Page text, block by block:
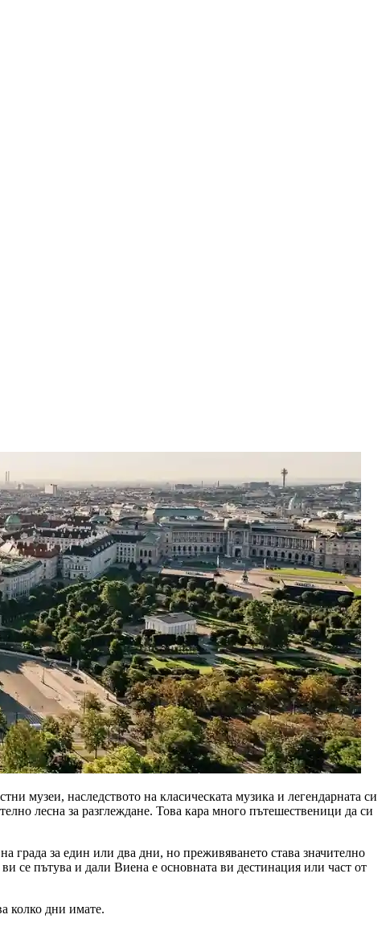
музеи, наследството на класическата музика и легендарната си
лесна за разглеждане. Това кара много пътешественици да си
града за един или два дни, но преживяването става значително
се пътува и дали Виена е основната ви дестинация или част от
колко дни имате.